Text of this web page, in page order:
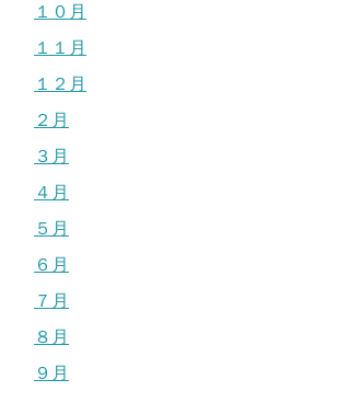
１０月
１１月
１２月
２月
３月
４月
５月
６月
７月
８月
９月